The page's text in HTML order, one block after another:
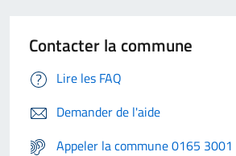
Contacter la commune
Lire les FAQ
Demander de l'aide
Appeler la commune 0165 3001